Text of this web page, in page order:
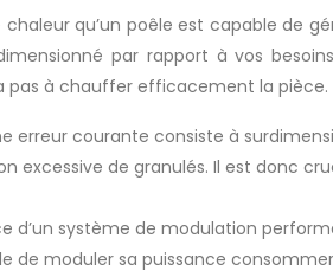
qu’un poêle est capable de
par rapport à vos
pas à chauffer efficacement la pièce.
erreur courante consiste à
de granulés. Il est donc
d’un système de modulation
de moduler sa puissance